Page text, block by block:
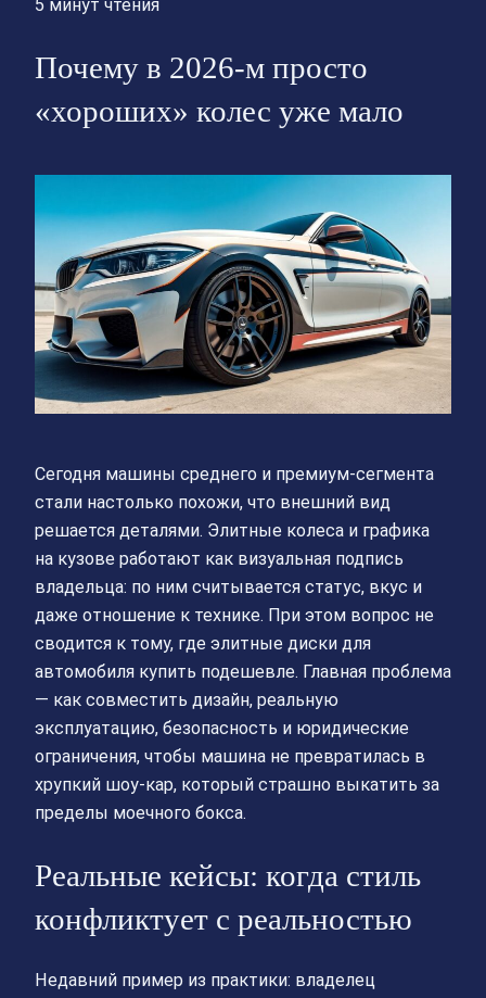
5 минут чтения
Почему в 2026‑м просто
«хороших» колес уже мало
Сегодня машины среднего и премиум‑сегмента
стали настолько похожи, что внешний вид
решается деталями. Элитные колеса и графика
на кузове работают как визуальная подпись
владельца: по ним считывается статус, вкус и
даже отношение к технике. При этом вопрос не
сводится к тому, где элитные диски для
автомобиля купить подешевле. Главная проблема
— как совместить дизайн, реальную
эксплуатацию, безопасность и юридические
ограничения, чтобы машина не превратилась в
хрупкий шоу‑кар, который страшно выкатить за
пределы моечного бокса.
Реальные кейсы: когда стиль
конфликтует с реальностью
Недавний пример из практики: владелец